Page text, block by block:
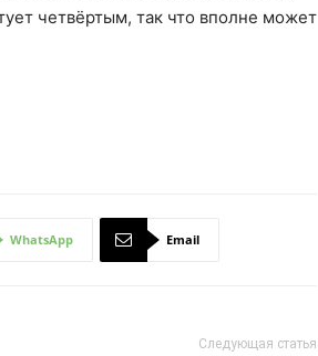
четвёртым, так что вполне может
WhatsApp Email
Следующая статья